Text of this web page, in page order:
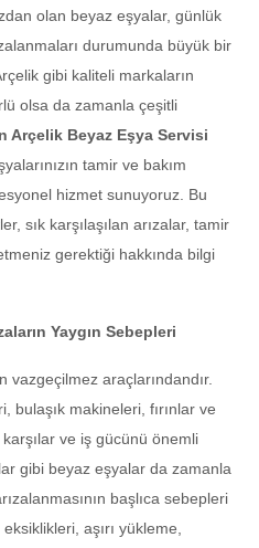
olan beyaz eşyalar, günlük
durumunda büyük bir
gibi kaliteli markaların
olsa da zamanla çeşitli
Arçelik Beyaz Eşya Servisi
tamir ve bakım
hizmet sunuyoruz. Bu
sık karşılaşılan arızalar, tamir
gerektiği hakkında bilgi
Yaygın Sebepleri
vazgeçilmez araçlarındandır.
bulaşık makineleri, fırınlar ve
ve iş gücünü önemli
gibi beyaz eşyalar da zamanla
başlıca sebepleri
aşırı yükleme,